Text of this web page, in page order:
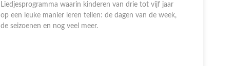
Liedjesprogramma waarin kinderen van drie tot vijf jaar
op een leuke manier leren tellen: de dagen van de week,
de seizoenen en nog veel meer.